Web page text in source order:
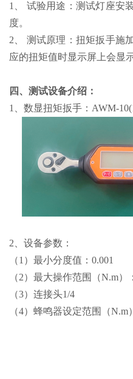
1、 试验用途：测试灯座安
度。
2、 测试原理：扭矩扳手施
应的扭矩值时显示屏上会显
四、测试设备介绍 ：
1、数显扭矩扳手：AWM-
2、设备参数：
（1）最小分度值：0.001
（2）最大操作范围（N.m）
（3）连接头1/4
（4）蜂鸣器设定范围（N.m